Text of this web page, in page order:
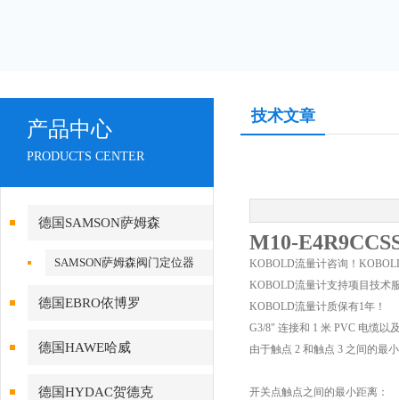
产品中心
PRODUCTS CENTER
德国SAMSON萨姆森
SAMSON萨姆森阀门定位器
德国EBRO依博罗
德国HAWE哈威
德国HYDAC贺德克
技术文章
M10-
KOBOLD流量计咨询！
KOBOLD流量计支持项目技术
KOBOLD流量计质保有1年！
G3/8" 连接和 1 米 PVC 电缆以
由于触点 2 和触点 3 之间的最
开关点触点之间的最小距离：